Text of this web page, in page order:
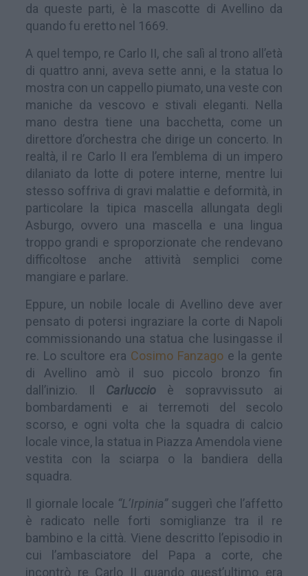
da queste parti, è la mascotte di Avellino da
quando fu eretto nel 1669.
A quel tempo, re Carlo II, che salì al trono all’età
di quattro anni, aveva sette anni, e la statua lo
mostra con un cappello piumato, una veste con
maniche da vescovo e stivali eleganti. Nella
mano destra tiene una bacchetta, come un
direttore d’orchestra che dirige un concerto. In
realtà, il re Carlo II era l’emblema di un impero
dilaniato da lotte di potere interne, mentre lui
stesso soffriva di gravi malattie e deformità, in
particolare la tipica mascella allungata degli
Asburgo, ovvero una mascella e una lingua
troppo grandi e sproporzionate che rendevano
difficoltose anche attività semplici come
mangiare e parlare.
Eppure, un nobile locale di Avellino deve aver
pensato di potersi ingraziare la corte di Napoli
commissionando una statua che lusingasse il
re. Lo scultore era Cosimo Fanzagoe la gente
di Avellino amò il suo piccolo bronzo fin
dall’inizio. Il Carluccioè sopravvissuto ai
bombardamenti e ai terremoti del secolo
scorso, e ogni volta che la squadra di calcio
locale vince, la statua in Piazza Amendola viene
vestita con la sciarpa o la bandiera della
squadra.
Il giornale locale “L’Irpinia”suggerì che l’affetto
è radicato nelle forti somiglianze tra il re
bambino e la città. Viene descritto l’episodio in
cui l’ambasciatore del Papa a corte, che
incontrò re Carlo II quando quest’ultimo era